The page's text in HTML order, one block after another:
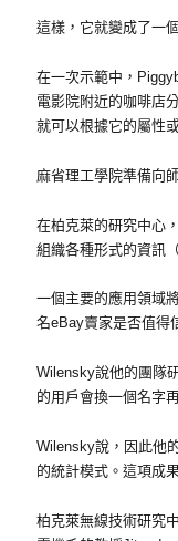
這樣，它就變成了一
在一次示範中，
電影院附近的咖啡店
就可以根據它的屬性
麻省理工學院準備向
在柏克萊的研究中心
組織各種形式的資訊
一個主要的應用領域
名eBay賣家是否值得
Wilensky說他的團隊
的用戶會換一個名字
Wilensky說，因此他
的統計模式。這項成
柏克萊無線技術研究